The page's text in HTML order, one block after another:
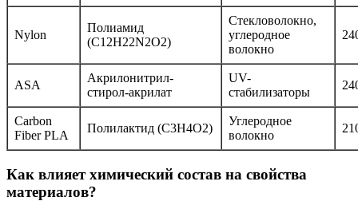
Nylon
Полиамид
(C12H22N2O2)
Стекловолокно,
углеродное
волокно
ASA
Акрилонитрил-
стирол-акрилат
UV-
стабилизаторы
Carbon
Fiber PLA
Полилактид (C3H4O2)
Углеродное
волокно
Как влияет химический состав на свойства
материалов?